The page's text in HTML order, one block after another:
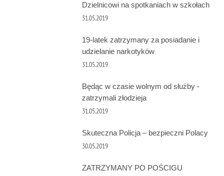
Dzielnicowi na spotkaniach w szkołach
31.05.2019
19-latek zatrzymany za posiadanie i
udzielanie narkotyków
31.05.2019
Będąc w czasie wolnym od służby -
zatrzymali złodzieja
31.05.2019
Skuteczna Policja – bezpieczni Polacy
30.05.2019
ZATRZYMANY PO POŚCIGU